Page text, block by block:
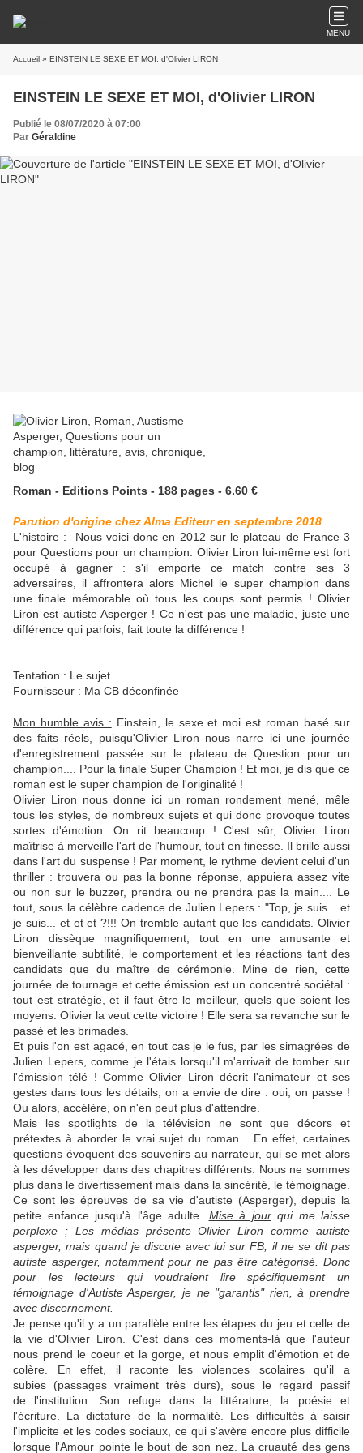
MENU
Accueil » EINSTEIN LE SEXE ET MOI, d'Olivier LIRON
EINSTEIN LE SEXE ET MOI, d'Olivier LIRON
Publié le 08/07/2020 à 07:00
Par Géraldine
Roman - Editions Points - 188 pages - 6.60 €
Parution d'origine chez Alma Editeur en septembre 2018
L'histoire : Nous voici donc en 2012 sur le plateau de France 3
pour Questions pour un champion. Olivier Liron lui-même est fort
occupé à gagner : s'il emporte ce match contre ses 3
adversaires, il affrontera alors Michel le super champion dans
une finale mémorable où tous les coups sont permis ! Olivier
Liron est autiste Asperger ! Ce n'est pas une maladie, juste une
différence qui parfois, fait toute la différence !
Tentation : Le sujet
Fournisseur : Ma CB déconfinée
Mon humble avis : Einstein, le sexe et moi est roman basé sur
des faits réels, puisqu'Olivier Liron nous narre ici une journée
d'enregistrement passée sur le plateau de Question pour un
champion.... Pour la finale Super Champion ! Et moi, je dis que ce
roman est le super champion de l'originalité !
Olivier Liron nous donne ici un roman rondement mené, mêle
tous les styles, de nombreux sujets et qui donc provoque toutes
sortes d'émotion. On rit beaucoup ! C'est sûr, Olivier Liron
maîtrise à merveille l'art de l'humour, tout en finesse. Il brille aussi
dans l'art du suspense ! Par moment, le rythme devient celui d'un
thriller : trouvera ou pas la bonne réponse, appuiera assez vite
ou non sur le buzzer, prendra ou ne prendra pas la main.... Le
tout, sous la célèbre cadence de Julien Lepers : "Top, je suis... et
je suis... et et et ?!!! On tremble autant que les candidats. Olivier
Liron dissèque magnifiquement, tout en une amusante et
bienveillante subtilité, le comportement et les réactions tant des
candidats que du maître de cérémonie. Mine de rien, cette
journée de tournage et cette émission est un concentré sociétal :
tout est stratégie, et il faut être le meilleur, quels que soient les
moyens. Olivier la veut cette victoire ! Elle sera sa revanche sur le
passé et les brimades.
Et puis l'on est agacé, en tout cas je le fus, par les simagrées de
Julien Lepers, comme je l'étais lorsqu'il m'arrivait de tomber sur
l'émission télé ! Comme Olivier Liron décrit l'animateur et ses
gestes dans tous les détails, on a envie de dire : oui, on passe !
Ou alors, accélère, on n'en peut plus d'attendre.
Mais les spotlights de la télévision ne sont que décors et
prétextes à aborder le vrai sujet du roman... En effet, certaines
questions évoquent des souvenirs au narrateur, qui se met alors
à les développer dans des chapitres différents. Nous ne sommes
plus dans le divertissement mais dans la sincérité, le témoignage.
Ce sont les épreuves de sa vie d'autiste (Asperger), depuis la
petite enfance jusqu'à l'âge adulte. Mise à jourqui me laisse
perplexe ; Les médias présente Olivier Liron comme autiste
asperger, mais quand je discute avec lui sur FB, il ne se dit pas
autiste asperger, notamment pour ne pas être catégorisé. Donc
pour les lecteurs qui voudraient lire spécifiquement un
témoignage d'Autiste Asperger, je ne "garantis" rien, à prendre
avec discernement.
Je pense qu'il y a un parallèle entre les étapes du jeu et celle de
la vie d'Olivier Liron. C'est dans ces moments-là que l'auteur
nous prend le coeur et la gorge, et nous emplit d'émotion et de
colère. En effet, il raconte les violences scolaires qu'il a
subies (passages vraiment très durs), sous le regard passif
de l'institution. Son refuge dans la littérature, la poésie et
l'écriture. La dictature de la normalité. Les difficultés à saisir
l'implicite et les codes sociaux, ce qui s'avère encore plus difficile
lorsque l'Amour pointe le bout de son nez. La cruauté des gens